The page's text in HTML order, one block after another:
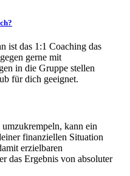
ist das 1:1 Coaching das
gerne mit
in die Gruppe stellen
für dich geeignet.
kann ein
finanziellen Situation
erzielbaren
das Ergebnis von absoluter